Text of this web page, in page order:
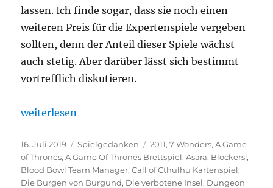
lassen. Ich finde sogar, dass sie noch einen
weiteren Preis für die Expertenspiele vergeben
sollten, denn der Anteil dieser Spiele wächst
auch stetig. Aber darüber lässt sich bestimmt
vortrefflich diskutieren.
„Spielejahrgang 2011 – Wunder in Schubladen“
weiterlesen
Veröffentlicht
am
16. Juli 2019 Kategorien
Spielgedanken Schlagwörter
2011,7 Wonders,A Game
of Thrones,A Game Of Thrones Brettspiel,Asara, Blockers!,
Blood Bowl Team Manager,Call of Cthulhu Kartenspiel,
Die Burgen von Burgund, Die verbotene Insel, Dungeon